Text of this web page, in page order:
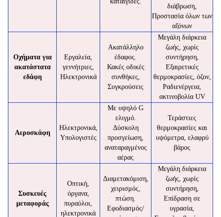
διάβρωση,
Προστασία όλων των
αξόνων
Οχήματα για
ακατάστατα
εδάφη
Εργαλεία,
γεννήτριες,
Ηλεκτρονικά
Ακατάλληλο
έδαφος.
Κακές οδικές
συνθήκες,
Συγκρούσεις
Μεγάλη διάρκεια
ζωής, χωρίς
συντήρηση,
Εξαιρετικές
θερμοκρασίες, όζον,
Ραδιενέργεια,
ακτινοβολία UV
Αεροσκάφη
Ηλεκτρονικά,
Υπολογιστές
Με υψηλό G
ελιγμό.
Δύσκολη
προσγείωση,
αναταραγμένος
αέρας
Τεράστιες
θερμοκρασίες και
υψόμετρα, ελαφρύ
βάρος
Συσκευές
μεταφοράς
Οπτική,
όργανα,
πυραύλοι,
ηλεκτρονικά
Διαμετακόμιση,
χειρισμός,
πτώση.
Εφοδιασμός/
Μεγάλη διάρκεια
ζωής, χωρίς
συντήρηση,
Επίδραση σε
υγρασία,